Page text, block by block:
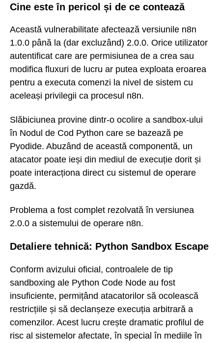
Cine este în pericol și de ce contează
Această vulnerabilitate afectează versiunile n8n
1.0.0 până la (dar excluzând) 2.0.0. Orice utilizator
autentificat care are permisiunea de a crea sau
modifica fluxuri de lucru ar putea exploata eroarea
pentru a executa comenzi la nivel de sistem cu
aceleași privilegii ca procesul n8n.
Slăbiciunea provine dintr-o ocolire a sandbox-ului
în Nodul de Cod Python care se bazează pe
Pyodide. Abuzând de această componentă, un
atacator poate ieși din mediul de execuție dorit și
poate interacționa direct cu sistemul de operare
gazdă.
Problema a fost complet rezolvată în versiunea
2.0.0 a sistemului de operare n8n.
Detaliere tehnică: Python Sandbox Escape
Conform avizului oficial, controalele de tip
sandboxing ale Python Code Node au fost
insuficiente, permițând atacatorilor să ocolească
restricțiile și să declanșeze execuția arbitrară a
comenzilor. Acest lucru crește dramatic profilul de
risc al sistemelor afectate, în special în mediile în